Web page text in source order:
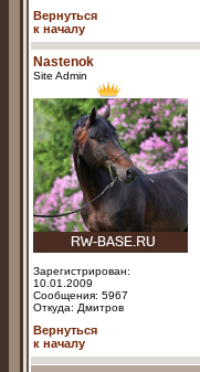
Вернуться
к началу
Nastenok
Site Admin
Зарегистрирован:
10.01.2009
Сообщения: 5967
Откуда: Дмитров
Вернуться
к началу